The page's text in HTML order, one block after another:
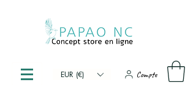
EUR (€) Compte